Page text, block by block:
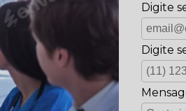
Digite
Digite